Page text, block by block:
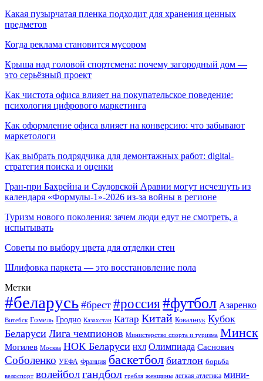
Какая пузырчатая пленка подходит для хранения ценных
предметов
Когда реклама становится мусором
Крыша над головой спортсмена: почему загородный дом —
это серьёзный проект
Как чистота офиса влияет на покупательское поведение:
психология цифрового маркетинга
Как оформление офиса влияет на конверсию: что забывают
маркетологи
Как выбрать подрядчика для демонтажных работ: digital-
стратегия поиска и оценки
Гран-при Бахрейна и Саудовской Аравии могут исчезнуть из
календаря «Формулы-1»-2026 из-за войны в регионе
Туризм нового поколения: зачем люди едут не смотреть, а
испытывать
Советы по выбору цвета для отделки стен
Шлифовка паркета — это восстановление пола
Метки
#беларусь #брест #россия#футбол Азаренко
Витебск Гомель Гродно Казахстан Катар Китай Ковальчук Кубок
Беларуси Лига чемпионов Министерство спорта и туризма Минск
Могилев Москва НОК Беларуси НХЛ Олимпиада Саснович
Соболенко УЕФА Франция баскетбол биатлон борьба
велоспорт волейболгандбол гребля женщины легкая атлетика мини-